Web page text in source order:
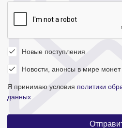
Новые поступления
Новости, анонсы в мире монет
Я принимаю условия политики
данных